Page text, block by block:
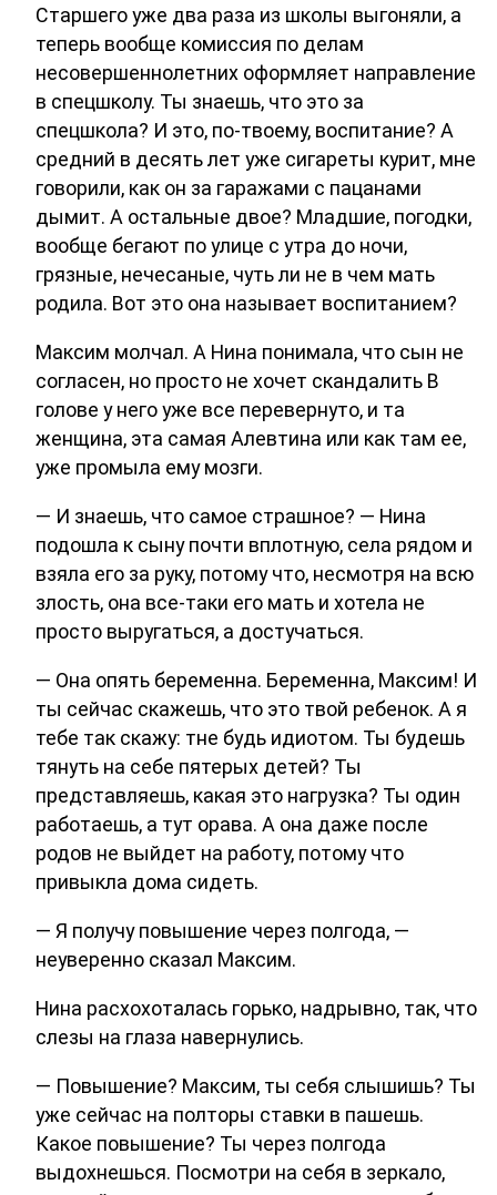
Старшего уже два раза из школы выгоняли, а
теперь вообще комиссия по делам
несовершеннолетних оформляет направление
в спецшколу. Ты знаешь, что это за
спецшкола? И это, по-твоему, воспитание? А
средний в десять лет уже сигареты курит, мне
говорили, как он за гаражами с пацанами
дымит. А остальные двое? Младшие, погодки,
вообще бегают по улице с утра до ночи,
грязные, нечесаные, чуть ли не в чем мать
родила. Вот это она называет воспитанием?
Максим молчал. А Нина понимала, что сын не
согласен, но просто не хочет скандалить В
голове у него уже все перевернуто, и та
женщина, эта самая Алевтина или как там ее,
уже промыла ему мозги.
— И знаешь, что самое страшное? — Нина
подошла к сыну почти вплотную, села рядом и
взяла его за руку, потому что, несмотря на всю
злость, она все-таки его мать и хотела не
просто выругаться, а достучаться.
— Она опять беременна. Беременна, Максим! И
ты сейчас скажешь, что это твой ребенок. А я
тебе так скажу: тне будь идиотом. Ты будешь
тянуть на себе пятерых детей? Ты
представляешь, какая это нагрузка? Ты один
работаешь, а тут орава. А она даже после
родов не выйдет на работу, потому что
привыкла дома сидеть.
— Я получу повышение через полгода, —
неуверенно сказал Максим.
Нина расхохоталась горько, надрывно, так, что
слезы на глаза навернулись.
— Повышение? Максим, ты себя слышишь? Ты
уже сейчас на полторы ставки в пашешь.
Какое повышение? Ты через полгода
выдохнешься. Посмотри на себя в зеркало,